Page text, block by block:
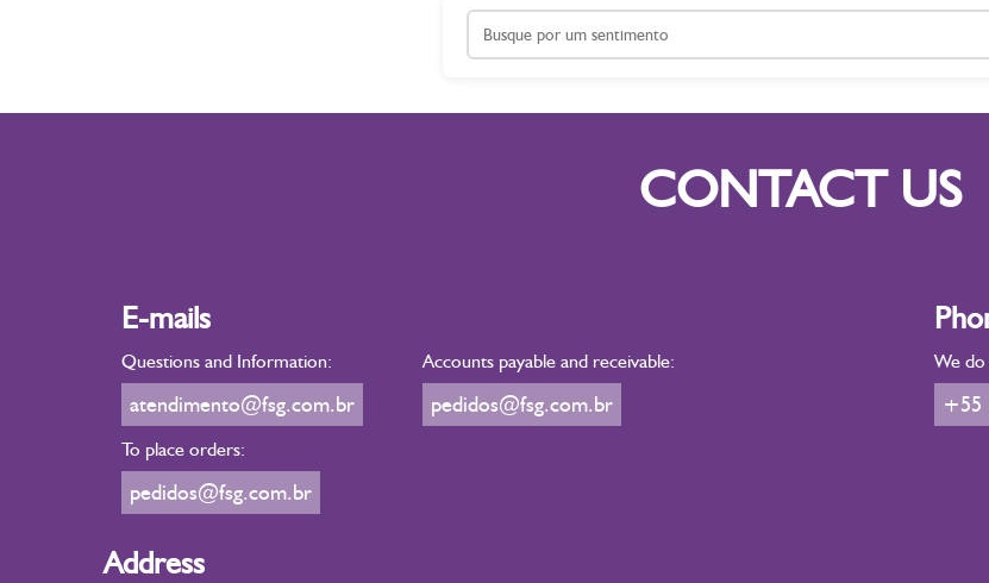
CONTACT US
E-mails
Questions and Information:
atendimento@fsg.com.br
Accounts payable and receivable:
pedidos@fsg.com.br
To place orders:
pedidos@fsg.com.br
We do
+55
Address